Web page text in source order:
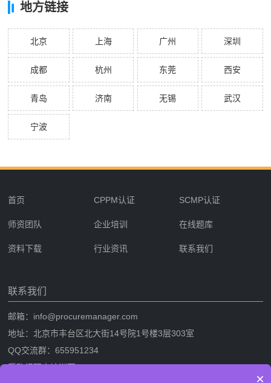
地方链接
北京 上海 广州 深圳
成都 杭州 东莞 西安
青岛 济南 无锡 武汉
宁波
首页 CPPM认证 SCMP认证
师资团队 企业培训 在线题库
资料下载 行业资讯 联系我们
联系我们
邮箱：info@procuremanager.com
地址：北京市丰台区北大街14号院1号楼3层303室
QQ交流群：655951234
采购经理人培训网
×